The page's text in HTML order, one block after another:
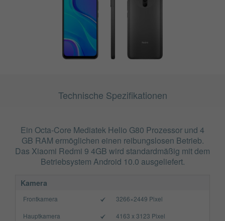
Technische Spezifikationen
Ein Octa-Core Mediatek Helio G80 Prozessor und 4
GB RAM ermöglichen einen reibungslosen Betrieb.
Das Xiaomi Redmi 9 4GB wird standardmäßig mit dem
Betriebsystem Android 10.0 ausgeliefert.
Kamera
Frontkamera
3266×2449 Pixel
Hauptkamera
4163 x 3123 Pixel